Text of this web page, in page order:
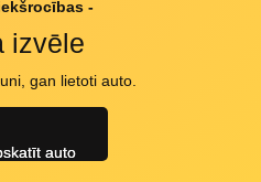
-
izvēle
gan lietoti auto.